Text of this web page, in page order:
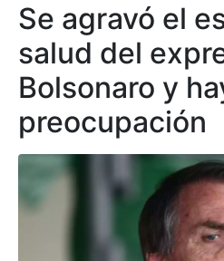
Se agravó el
salud del
Bolsonaro y
preocupación